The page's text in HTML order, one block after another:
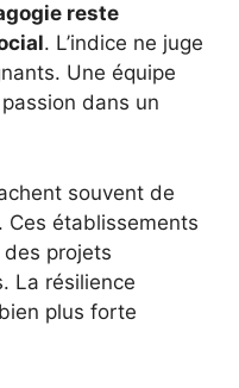
reste
. L’indice ne juge
Une équipe
dans un
souvent de
. Ces établissements
projets
La résilience
plus forte